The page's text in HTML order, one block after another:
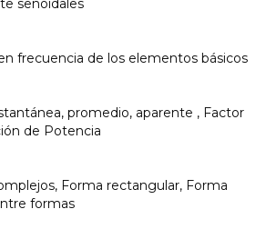
senoidales
frecuencia de los elementos básicos
promedio, aparente , Factor
de Potencia
Forma rectangular, Forma
formas